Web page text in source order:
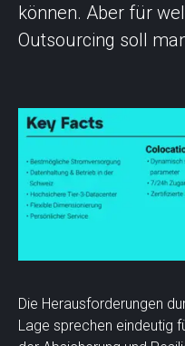
können. Aber für
Outsourcing soll
Die Herausforderungen
Lage sprechen eindeutig